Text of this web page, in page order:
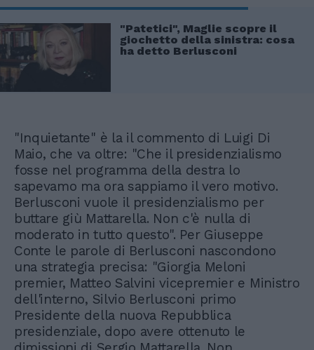
"Patetici", Maglie scopre il
giochetto della sinistra: cosa
ha detto Berlusconi
"Inquietante" è la il commento di Luigi Di
Maio, che va oltre: "Che il presidenzialismo
fosse nel programma della destra lo
sapevamo ma ora sappiamo il vero motivo.
Berlusconi vuole il presidenzialismo per
buttare giù Mattarella. Non c'è nulla di
moderato in tutto questo". Per Giuseppe
Conte le parole di Berlusconi nascondono
una strategia precisa: "Giorgia Meloni
premier, Matteo Salvini vicepremier e Ministro
dell'interno, Silvio Berlusconi primo
Presidente della nuova Repubblica
presidenziale, dopo avere ottenuto le